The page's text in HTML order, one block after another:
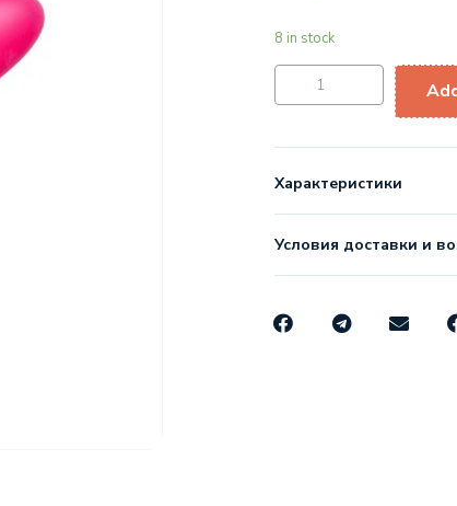
8 in stock
Характеристики
Условия доставки и